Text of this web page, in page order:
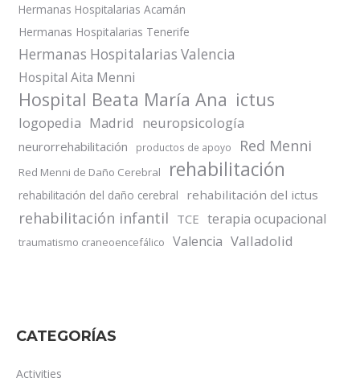
Hermanas Hospitalarias Acamán
Hermanas Hospitalarias Tenerife
Hermanas Hospitalarias Valencia
Hospital Aita Menni
Hospital Beata María Ana ictus
logopedia Madrid neuropsicología
neurorrehabilitación productos de apoyo Red Menni
Red Menni de Daño Cerebral rehabilitación
rehabilitación del daño cerebral rehabilitación del ictus
rehabilitación infantil TCE terapia ocupacional
traumatismo craneoencefálico Valencia Valladolid
CATEGORÍAS
Activities